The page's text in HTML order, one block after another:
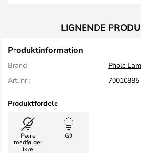
LIGNENDE
Produktinformation
Brand
Pholc
Art. nr.:
70010885
Produktfordele
Pære
medfølger
ikke
G9